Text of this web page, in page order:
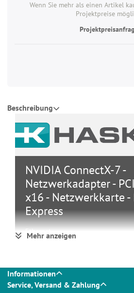
Wenn Sie mehr als einen Artikel
Projektpreise
Beschreibung
NVIDIA ConnectX-7 -
Netzwerkadapter -
x16 - Netzwerkkarte -
Express
Ethernet
Hersteller
Hersteller Art. Nr.
Mehr anzeigen
Informationen
Service, Versand & Zahlung